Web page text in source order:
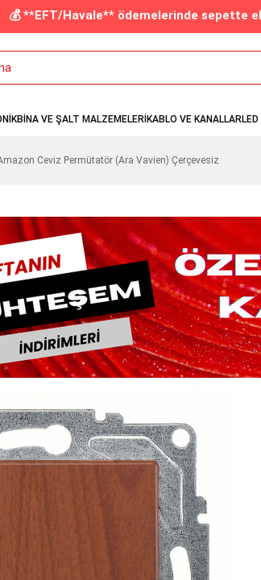
💰 **EFT/Havale** ödemelerinde sepette
BİNA VE ŞALT MALZEMELERİKABLO VE KANALLAR
Ceviz Permütatör (Ara Vavien) Çerçevesiz